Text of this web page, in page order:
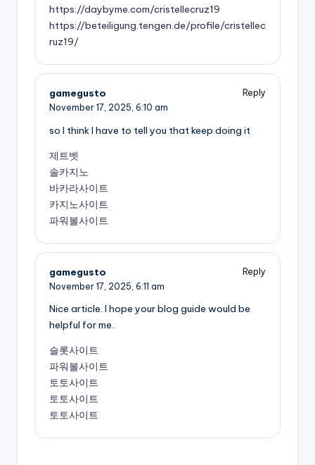
https://daybyme.com/cristellecruz19
https://beteiligung.tengen.de/profile/cristellec
ruz19/
gamegusto
Reply
November 17, 2025, 6:10 am
so I think I have to tell you that keep doing it
제트벳
솔카지노
바카라사이트
카지노사이트
파워볼사이트
gamegusto
Reply
November 17, 2025, 6:11 am
Nice article. I hope your blog guide would be
helpful for me.
슬롯사이트
파워볼사이트
토토사이트
토토사이트
토토사이트